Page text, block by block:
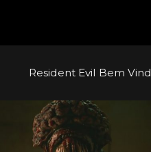
Resident Evil Bem